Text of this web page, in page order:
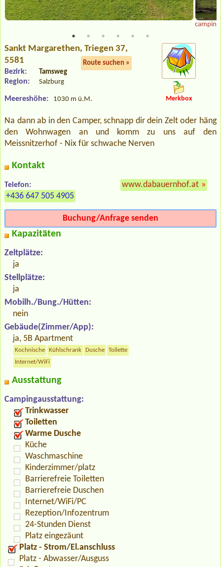
camping
Sankt Margarethen, Triegen 37,
5581
Route suchen »
Bezirk: Tamsweg
Region: Salzburg
Meereshöhe: 1030 m ü.M. Merkbox
Na dann ab in den Camper, schnapp dir dein Zelt oder häng
den Wohnwagen an und komm zu uns auf den
Meissnitzerhof - Nix für schwache Nerven
Kontakt
Telefon:
+436 647 505 4905
www.dabauernhof.at »
Buchung/Anfrage senden
Kapazitäten
Zeltplätze:
ja
Stellplätze:
ja
Mobilh./Bung./Hütten:
nein
Gebäude(Zimmer/App):
ja, 5B Apartment
Kochnische Kühlschrank Dusche
Toilette
Internet/WiFi
Ausstattung
Campingausstattung:
Trinkwasser
Toiletten
Warme Dusche
Küche
Waschmaschine
Kinderzimmer/platz
Barrierefreie Toiletten
Barrierefreie Duschen
Internet/WiFi/PC
Rezeption/Infozentrum
24-Stunden Dienst
Platz eingezäunt
Platz - Strom/El.anschluss
Platz - Abwasser/Ausguss